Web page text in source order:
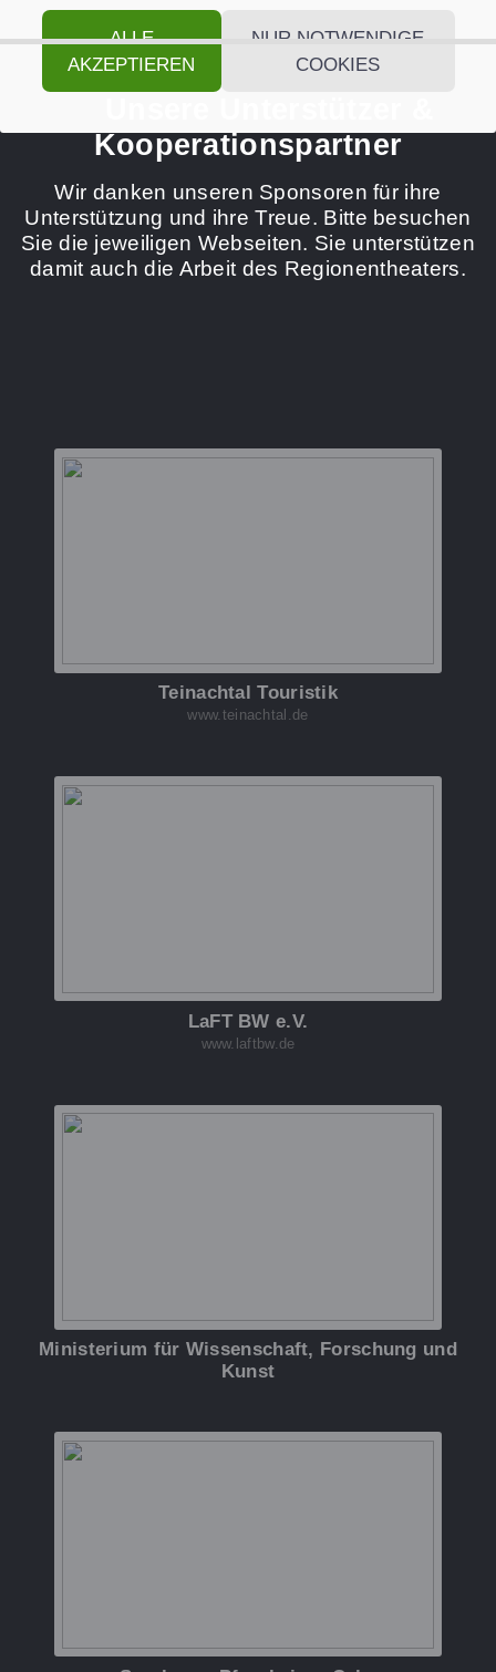
ALLE
AKZEPTIEREN
NUR NOTWENDIGE
COOKIES
Kooperationspartner
Wir danken unseren Sponsoren für ihre
Unterstützung und ihre Treue. Bitte besuchen
Sie die jeweiligen Webseiten. Sie unterstützen
damit auch die Arbeit des Regionentheaters.
Teinachtal Touristik
www.teinachtal.de
LaFT BW e.V.
www.laftbw.de
Ministerium für Wissenschaft, Forschung und
Kunst